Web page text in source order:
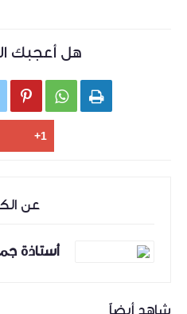
هل أعجبك
  
عن
أستاذة